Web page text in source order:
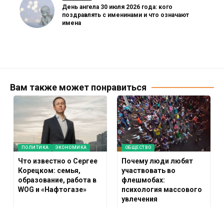
День ангела 30 июля 2026 года: кого
поздравлять с именинами и что означают
имена
Вам также может понравиться
ПОЛИТИКА ЭКОНОМИКА
Что известно о Сергее
Корецком: семья,
образование, работа в
WOG и «Нафтогазе»
ОБЩЕСТВО
Почему люди любят
участвовать во
флешмобах:
психология массового
увлечения